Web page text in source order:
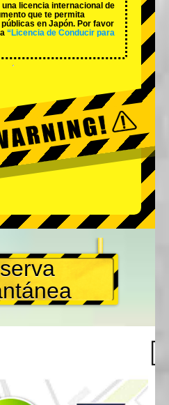
licencia internacional de
que te permita
en Japón. Por favor
“Licencia de Conducir para